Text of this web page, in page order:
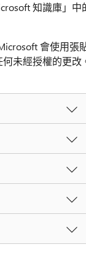
知識庫」中
會使用張
未經授權的更改